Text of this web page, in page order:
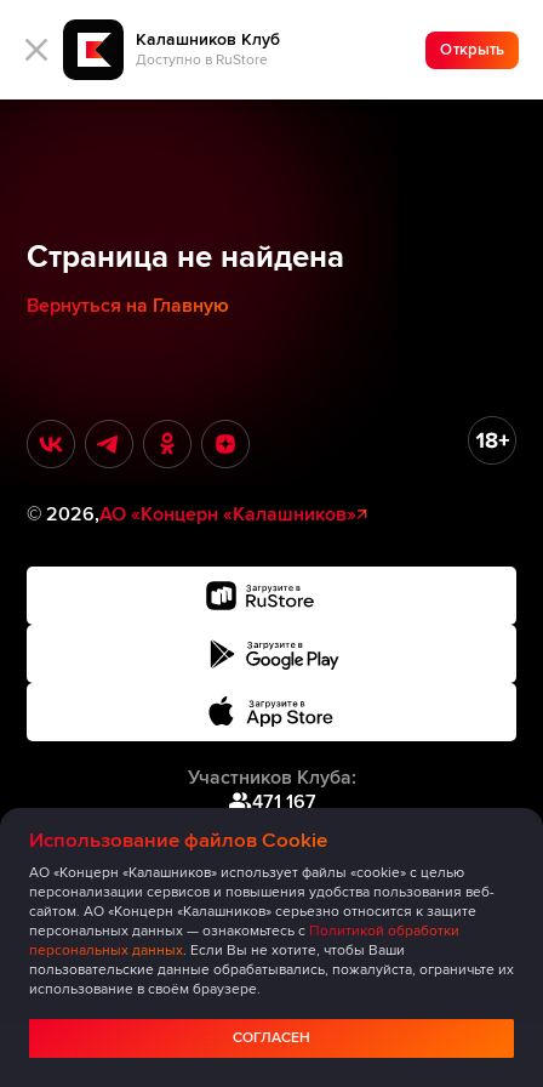
Калашников Клуб
Доступно в RuStore
Открыть
Использование файлов Cookie
АО «Концерн «Калашников» использует файлы «cookie» с целью
персонализации сервисов и повышения удобства пользования веб-
сайтом. АО «Концерн «Калашников» серьезно относится к защите
персональных данных — ознакомьтесь с Политикой обработки
персональных данных. Если Вы не хотите, чтобы Ваши
пользовательские данные обрабатывались, пожалуйста, ограничьте их
использование в своём браузере.
СОГЛАСЕН
Страница не найдена
Вернуться на Главную
©2026,АО «Концерн «Калашников»
Участников Клуба:
471 167